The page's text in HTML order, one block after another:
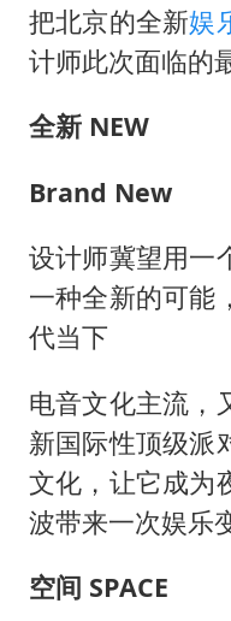
把北京的全新娱
计师此次面临的
全新NEW
Brand New
设计师冀望用一
一种全新的可能
代当下
电音文化主流，
新国际性顶级派
文化，让它成为
波带来一次娱乐
空间 SPACE